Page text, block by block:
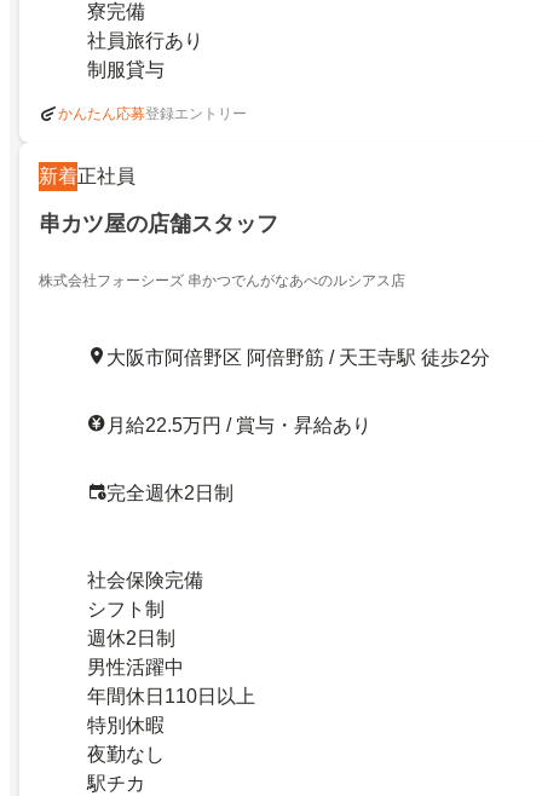
寮完備
社員旅行あり
制服貸与
かんたん応募登録エントリー
新着正社員
串カツ屋の店舗スタッフ
株式会社フォーシーズ 串かつでんがなあべのルシアス店
大阪市阿倍野区 阿倍野筋 / 天王寺駅 徒歩2分
月給22.5万円 / 賞与・昇給あり
完全週休2日制
社会保険完備
シフト制
週休2日制
男性活躍中
年間休日110日以上
特別休暇
夜勤なし
駅チカ